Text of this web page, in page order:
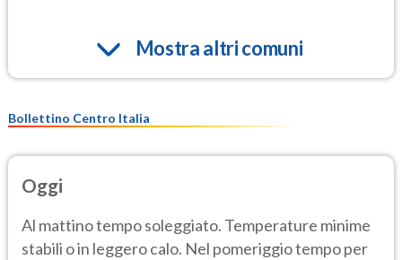
Mostra altri comuni
Bollettino Centro Italia
Oggi
Al mattino tempo soleggiato. Temperature minime
stabili o in leggero calo. Nel pomeriggio tempo per